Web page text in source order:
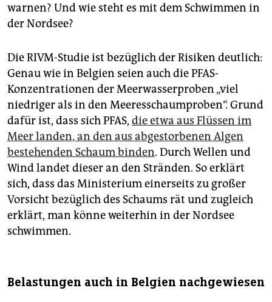
warnen? Und wie steht es mit dem Schwimmen in
der Nordsee?
Die RIVM-Studie ist bezüglich der Risiken deutlich:
Genau wie in Belgien seien auch die PFAS-
Konzentrationen der Meerwasserproben „viel
niedriger als in den Meeresschaumproben“. Grund
dafür ist, dass sich PFAS, die etwa aus Flüssen im
Meer landen, an den aus abgestorbenen Algen
bestehenden Schaum binden. Durch Wellen und
Wind landet dieser an den Stränden. So erklärt
sich, dass das Ministerium einerseits zu großer
Vorsicht bezüglich des Schaums rät und zugleich
erklärt, man könne weiterhin in der Nordsee
schwimmen.
Belastungen auch in Belgien nachgewiesen